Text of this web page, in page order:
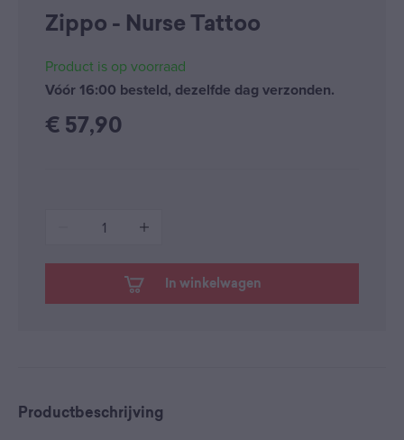
Zippo - Nurse Tattoo
Product is op voorraad
Vóór 16:00 besteld, dezelfde dag verzonden.
€ 57,90
1
In winkelwagen
Productbeschrijving